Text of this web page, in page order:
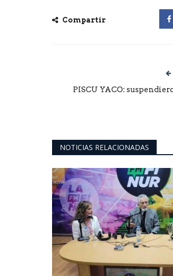
Compartir
PISCU YACO:
NOTICIAS RELACIONADAS